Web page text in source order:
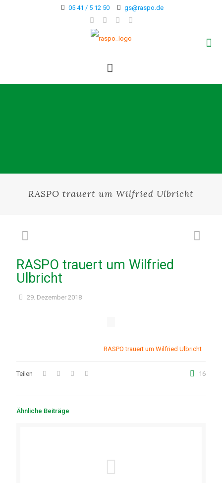
05 41 / 5 12 50 gs@raspo.de
RASPO trauert um Wilfried Ulbricht
RASPO trauert um Wilfried
Ulbricht
29. Dezember 2018
RASPO trauert um Wilfried Ulbricht
Teilen 16
Ähnliche Beiträge